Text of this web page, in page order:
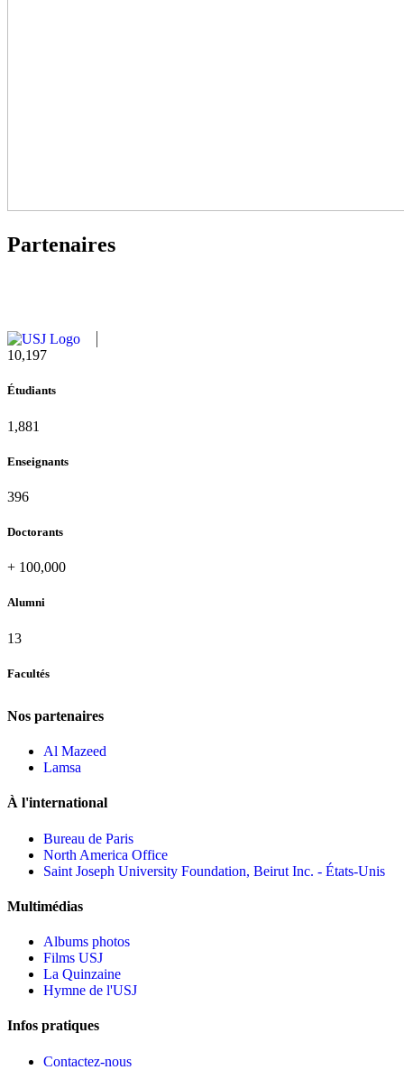
Partenaires
11,727
Étudiants
2,142
Enseignants
437
Doctorants
+ 100,000
Alumni
13
Facultés
Nos partenaires
Al Mazeed
Lamsa
À l'international
Bureau de Paris
North America Office
Saint Joseph University Foundation, Beirut Inc. - États-Unis
Multimédias
Albums photos
Films USJ
La Quinzaine
Hymne de l'USJ
Infos pratiques
Contactez-nous